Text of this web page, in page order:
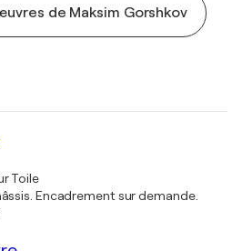
de Maksim Gorshkov
Toile
Encadrement sur demande.